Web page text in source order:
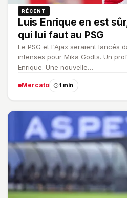
RÉCENT
Luis Enrique en est
qui lui faut au PSG
Le PSG et l'Ajax seraient lancés
intenses pour Mika Godts. Un
Enrique. Une nouvelle…
Mercato 1 min